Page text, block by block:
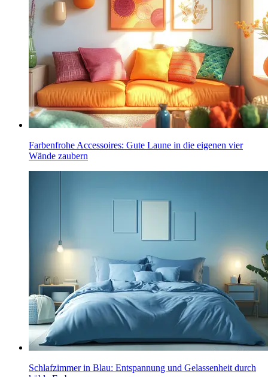
Farbenfrohe Accessoires: Gute Laune in die eigenen vier
Wände zaubern
Schlafzimmer in Blau: Entspannung und Gelassenheit durch